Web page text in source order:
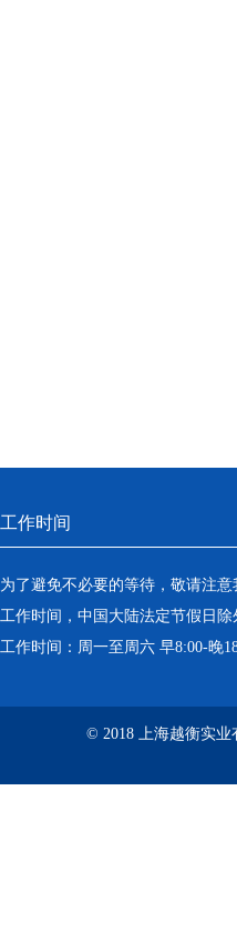
工作时间
为了避免不必要的等待，敬请注
工作时间，中国大陆法定节假日除
工作时间：周一至周六 早8:00-晚
© 2018 上海越衡实业